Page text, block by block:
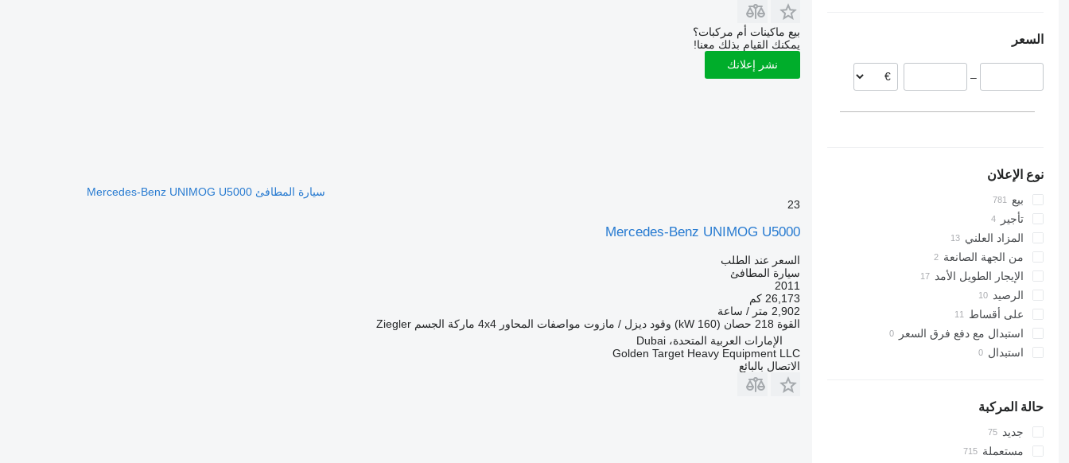
كرواتيا
النرويج
السعر
–
نوع الإعلان
بيع
تأجير
المزاد العلني
من الجهة الصانعة
الإيجار الطويل الأمد
الرصيد
على أقساط
استبدال مع دفع فرق السعر
استبدال
حالة المركبة
جديد
مستعملة
بيع ماكينات أم مركبات؟
يمكنك القيام بذلك معنا!
نشر إعلانك
سيارة المطافئ Mercedes-Benz UNIMOG U5000
23
Mercedes-Benz UNIMOG U5000
السعر عند الطلب
سيارة المطافئ
2011
26,173 كم
2,902 متر / ساعة
القوة 218 حصان (160 kW) وقود ديزل / مازوت مواصفات المحاور 4x4 ماركة الجسم Ziegler
الإمارات العربية المتحدة، Dubai
Golden Target Heavy Equipment LLC
الاتصال بالبائع